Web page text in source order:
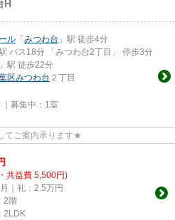
H
ル 「 みつわ台 」駅 徒歩4分
バス18分 「みつわ台2丁目」 停歩3分
」駅 徒歩22分
区みつわ台 ２丁目
募集中： 1室
てご案内承ります★
共益費 5,500円)
｜礼：2.5万円
2階
2LDK